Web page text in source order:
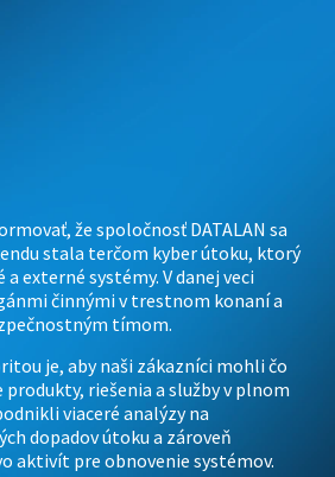
že spoločnosť DATALAN sa
stala terčom kyber útoku, ktorý
externé systémy. V danej veci
činnými v trestnom konaní a
tímom.
je, aby naši zákazníci mohli čo
produkty, riešenia a služby v plnom
viaceré analýzy na
dopadov útoku a zároveň
aktivít pre obnovenie systémov.